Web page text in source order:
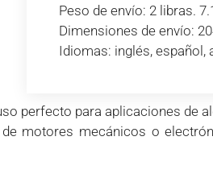
Peso de envío: 2 libras.
Dimensiones de envío:
Idiomas: inglés, español,
perfecto para aplicaciones de
motores mecánicos o